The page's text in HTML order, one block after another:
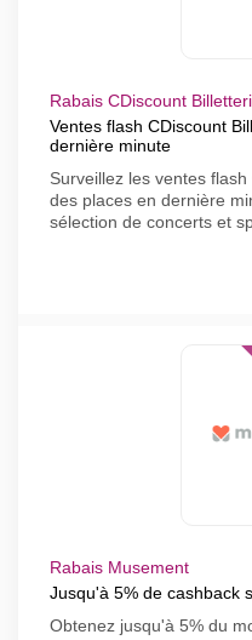
Rabais CDiscount
Ventes flash CDiscount
dernière minute
Surveillez les ventes
des places en dernière
sélection de concerts et
Rabais Musement
Jusqu'à 5% de cashback
Obtenez jusqu'à 5% du